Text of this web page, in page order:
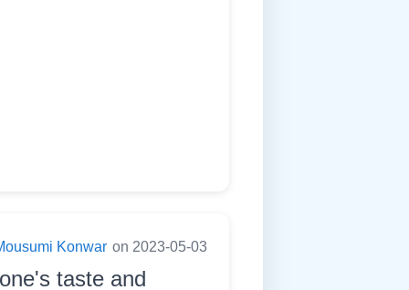
Konwar on 2023-05-03
taste and